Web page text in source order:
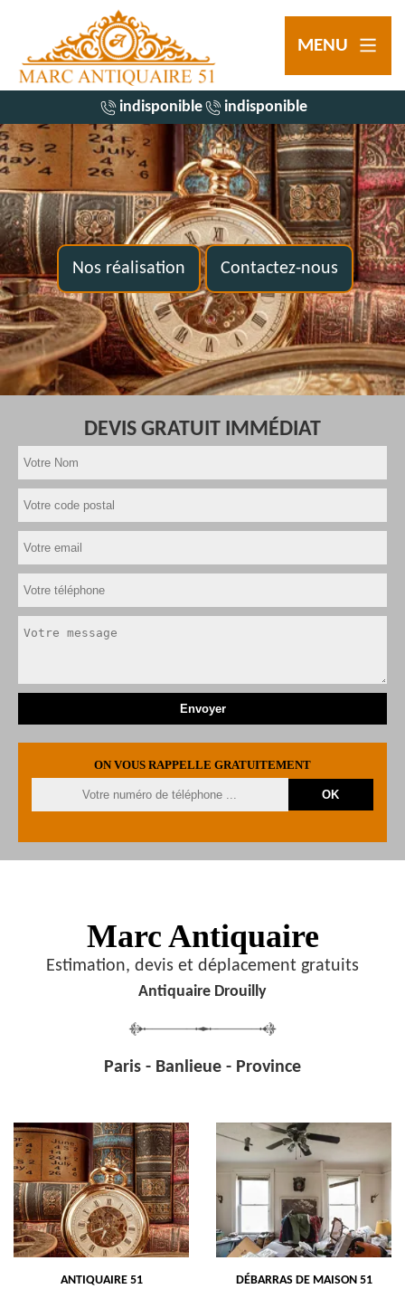
MENU
indisponible indisponible
Nos réalisation Contactez-nous
DEVIS GRATUIT IMMÉDIAT
ON VOUS RAPPELLE GRATUITEMENT
Marc Antiquaire
Estimation, devis et déplacement gratuits
Antiquaire Drouilly
Paris - Banlieue - Province
ANTIQUAIRE 51 DÉBARRAS DE MAISON 51